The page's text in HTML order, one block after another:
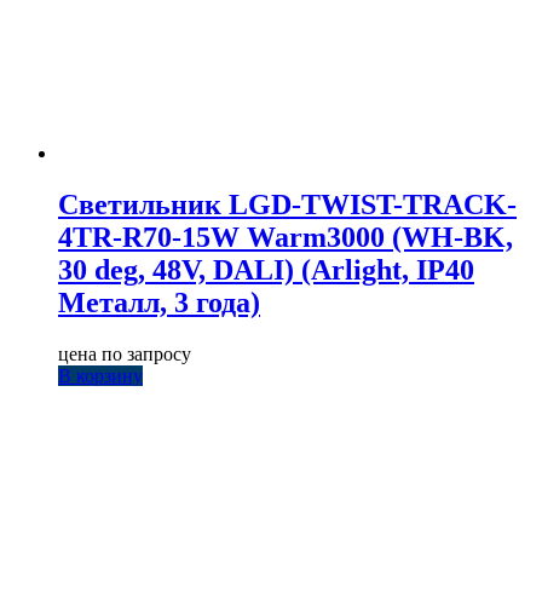
Светильник LGD-TWIST-TRACK-
4TR-R70-15W Warm3000 (WH-BK,
30 deg, 48V, DALI) (Arlight, IP40
Металл, 3 года)
цена по запросу
В корзину